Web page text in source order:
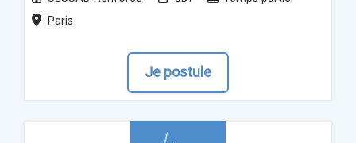
Paris
Je postule